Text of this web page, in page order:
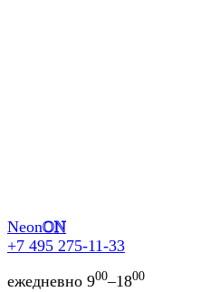
NeonON
+7 495 275-11-33
ежедневно 900–1800